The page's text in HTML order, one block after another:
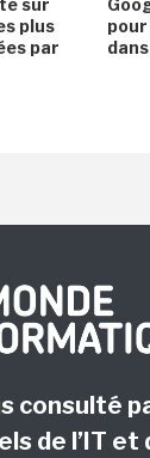
sur
plus
par
consulté
de l’IT et